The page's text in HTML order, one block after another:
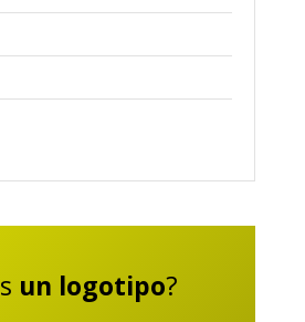
un logotipo?